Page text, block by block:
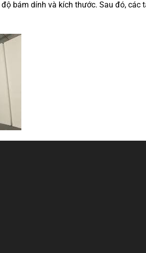
độ bám dính và kích thước. Sau đó, các